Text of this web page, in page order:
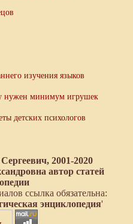
изучения языков
нужен минимум игрушек
детских психологов
2001-2020
автор статей
ссылка обязательна:
энциклопедия'